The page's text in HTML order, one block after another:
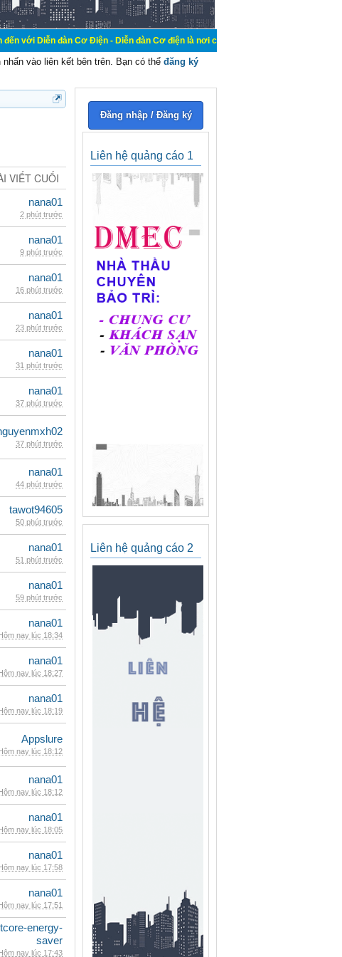
đàn Cơ Điện - Diễn đàn Cơ điện là nơi chia sẽ kiến thức kinh nghiệm trong lãnh
nhấn vào liên kết bên trên. Bạn có thể đăng ký
VIẾT CUỐI
nana01
2 phút trước
nana01
9 phút trước
nana01
16 phút trước
nana01
23 phút trước
nana01
31 phút trước
nana01
37 phút trước
37 phút trước
nana01
44 phút trước
tawot94605
50 phút trước
nana01
51 phút trước
nana01
59 phút trước
nana01
nay lúc 18:34
nana01
nay lúc 18:27
nana01
nay lúc 18:19
Appslure
nay lúc 18:12
nana01
nay lúc 18:12
nana01
nay lúc 18:05
nana01
nay lúc 17:58
nana01
nay lúc 17:51
energy-
saver
nay lúc 17:43
Đăng nhập / Đăng ký
Liên hệ quảng cáo 1
Liên hệ quảng cáo 2